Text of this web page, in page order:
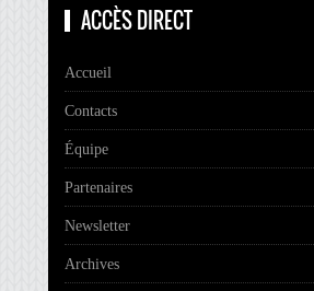
ACCÈS DIRECT
Accueil
Contacts
Équipe
Partenaires
Newsletter
Archives